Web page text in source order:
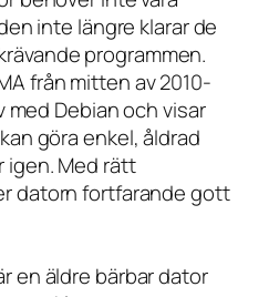
inte längre klarar de
programmen.
från mitten av 2010-
Debian och visar
göra enkel, åldrad
igen. Med rätt
datorn fortfarande gott
en äldre bärbar dator